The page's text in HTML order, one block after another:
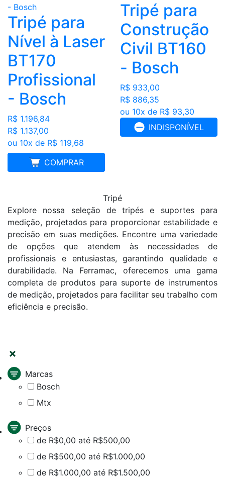
Tripé para
Nível à Laser
BT170
Profissional
- Bosch
R$ 1.196,84
R$ 1.137,00
ou 10x de R$ 119,68
COMPRAR
MELHOR PREÇO
Tripé para
Construção
Civil BT160
- Bosch
R$ 933,00
R$ 886,35
ou 10x de R$ 93,30
INDISPONÍVEL
Tripé
Explore nossa seleção de tripés e suportes para
medição, projetados para proporcionar estabilidade e
precisão em suas medições. Encontre uma variedade
de opções que atendem às necessidades de
profissionais e entusiastas, garantindo qualidade e
durabilidade. Na Ferramac, oferecemos uma gama
completa de produtos para suporte de instrumentos
de medição, projetados para facilitar seu trabalho com
eficiência e precisão.
Marcas
Bosch
Mtx
Preços
de R$0,00 até R$500,00
de R$500,00 até R$1.000,00
de R$1.000,00 até R$1.500,00